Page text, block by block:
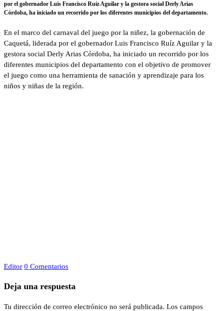
por el gobernador Luis Francisco Ruíz Aguilar y la gestora social Derly Arias
Córdoba, ha iniciado un recorrido por los diferentes municipios del departamento.
En el marco del carnaval del juego por la niñez, la gobernación de
Caquetá, liderada por el gobernador Luis Francisco Ruíz Aguilar y la
gestora social Derly Arias Córdoba, ha iniciado un recorrido por los
diferentes municipios del departamento con el objetivo de promover
el juego como una herramienta de sanación y aprendizaje para los
niños y niñas de la región.
Editor 0 Comentarios
Deja una respuesta
Tu dirección de correo electrónico no será publicada. Los campos